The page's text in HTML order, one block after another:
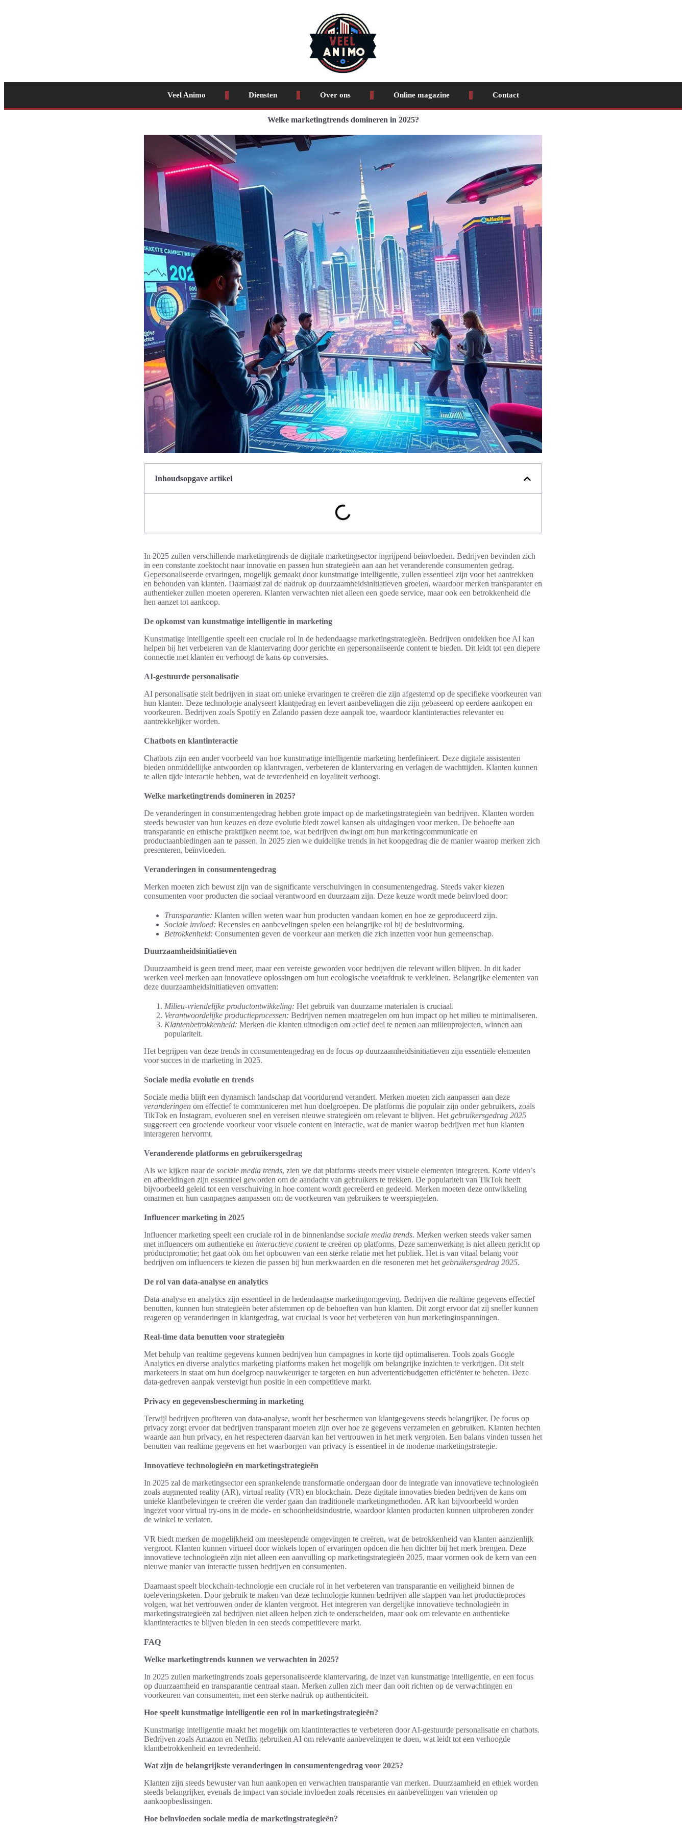
Veel Animo Diensten Over ons Online magazine Contact
Welke marketingtrends domineren in 2025?
Inhoudsopgave artikel
In 2025 zullen verschillende marketingtrends de digitale marketingsector ingrijpend beïnvloeden. Bedrijven bevinden zich
in een constante zoektocht naar innovatie en passen hun strategieën aan aan het veranderende consumenten gedrag.
Gepersonaliseerde ervaringen, mogelijk gemaakt door kunstmatige intelligentie, zullen essentieel zijn voor het aantrekken
en behouden van klanten. Daarnaast zal de nadruk op duurzaamheidsinitiatieven groeien, waardoor merken transparanter en
authentieker zullen moeten opereren. Klanten verwachten niet alleen een goede service, maar ook een betrokkenheid die
hen aanzet tot aankoop.
De opkomst van kunstmatige intelligentie in marketing
Kunstmatige intelligentie speelt een cruciale rol in de hedendaagse marketingstrategieën. Bedrijven ontdekken hoe AI kan
helpen bij het verbeteren van de klantervaring door gerichte en gepersonaliseerde content te bieden. Dit leidt tot een diepere
connectie met klanten en verhoogt de kans op conversies.
AI-gestuurde personalisatie
AI personalisatie stelt bedrijven in staat om unieke ervaringen te creëren die zijn afgestemd op de specifieke voorkeuren van
hun klanten. Deze technologie analyseert klantgedrag en levert aanbevelingen die zijn gebaseerd op eerdere aankopen en
voorkeuren. Bedrijven zoals Spotify en Zalando passen deze aanpak toe, waardoor klantinteracties relevanter en
aantrekkelijker worden.
Chatbots en klantinteractie
Chatbots zijn een ander voorbeeld van hoe kunstmatige intelligentie marketing herdefinieert. Deze digitale assistenten
bieden onmiddellijke antwoorden op klantvragen, verbeteren de klantervaring en verlagen de wachttijden. Klanten kunnen
te allen tijde interactie hebben, wat de tevredenheid en loyaliteit verhoogt.
Welke marketingtrends domineren in 2025?
De veranderingen in consumentengedrag hebben grote impact op de marketingstrategieën van bedrijven. Klanten worden
steeds bewuster van hun keuzes en deze evolutie biedt zowel kansen als uitdagingen voor merken. De behoefte aan
transparantie en ethische praktijken neemt toe, wat bedrijven dwingt om hun marketingcommunicatie en
productaanbiedingen aan te passen. In 2025 zien we duidelijke trends in het koopgedrag die de manier waarop merken zich
presenteren, beïnvloeden.
Veranderingen in consumentengedrag
Merken moeten zich bewust zijn van de significante verschuivingen in consumentengedrag. Steeds vaker kiezen
consumenten voor producten die sociaal verantwoord en duurzaam zijn. Deze keuze wordt mede beïnvloed door:
Transparantie: Klanten willen weten waar hun producten vandaan komen en hoe ze geproduceerd zijn.
Sociale invloed: Recensies en aanbevelingen spelen een belangrijke rol bij de besluitvorming.
Betrokkenheid: Consumenten geven de voorkeur aan merken die zich inzetten voor hun gemeenschap.
Duurzaamheidsinitiatieven
Duurzaamheid is geen trend meer, maar een vereiste geworden voor bedrijven die relevant willen blijven. In dit kader
werken veel merken aan innovatieve oplossingen om hun ecologische voetafdruk te verkleinen. Belangrijke elementen van
deze duurzaamheidsinitiatieven omvatten:
Milieu-vriendelijke productontwikkeling: Het gebruik van duurzame materialen is cruciaal.
Verantwoordelijke productieprocessen: Bedrijven nemen maatregelen om hun impact op het milieu te minimaliseren.
Klantenbetrokkenheid: Merken die klanten uitnodigen om actief deel te nemen aan milieuprojecten, winnen aan
populariteit.
Het begrijpen van deze trends in consumentengedrag en de focus op duurzaamheidsinitiatieven zijn essentiële elementen
voor succes in de marketing in 2025.
Sociale media evolutie en trends
Sociale media blijft een dynamisch landschap dat voortdurend verandert. Merken moeten zich aanpassen aan deze
veranderingen om effectief te communiceren met hun doelgroepen. De platforms die populair zijn onder gebruikers, zoals
TikTok en Instagram, evolueren snel en vereisen nieuwe strategieën om relevant te blijven. Het gebruikersgedrag 2025
suggereert een groeiende voorkeur voor visuele content en interactie, wat de manier waarop bedrijven met hun klanten
interageren hervormt.
Veranderende platforms en gebruikersgedrag
Als we kijken naar de sociale media trends, zien we dat platforms steeds meer visuele elementen integreren. Korte video’s
en afbeeldingen zijn essentieel geworden om de aandacht van gebruikers te trekken. De populariteit van TikTok heeft
bijvoorbeeld geleid tot een verschuiving in hoe content wordt gecreëerd en gedeeld. Merken moeten deze ontwikkeling
omarmen en hun campagnes aanpassen om de voorkeuren van gebruikers te weerspiegelen.
Influencer marketing in 2025
Influencer marketing speelt een cruciale rol in de binnenlandse sociale media trends. Merken werken steeds vaker samen
met influencers om authentieke en interactieve contentte creëren op platforms. Deze samenwerking is niet alleen gericht op
productpromotie; het gaat ook om het opbouwen van een sterke relatie met het publiek. Het is van vitaal belang voor
bedrijven om influencers te kiezen die passen bij hun merkwaarden en die resoneren met het gebruikersgedrag 2025.
De rol van data-analyse en analytics
Data-analyse en analytics zijn essentieel in de hedendaagse marketingomgeving. Bedrijven die realtime gegevens effectief
benutten, kunnen hun strategieën beter afstemmen op de behoeften van hun klanten. Dit zorgt ervoor dat zij sneller kunnen
reageren op veranderingen in klantgedrag, wat cruciaal is voor het verbeteren van hun marketinginspanningen.
Real-time data benutten voor strategieën
Met behulp van realtime gegevens kunnen bedrijven hun campagnes in korte tijd optimaliseren. Tools zoals Google
Analytics en diverse analytics marketing platforms maken het mogelijk om belangrijke inzichten te verkrijgen. Dit stelt
marketeers in staat om hun doelgroep nauwkeuriger te targeten en hun advertentiebudgetten efficiënter te beheren. Deze
data-gedreven aanpak verstevigt hun positie in een competitieve markt.
Privacy en gegevensbescherming in marketing
Terwijl bedrijven profiteren van data-analyse, wordt het beschermen van klantgegevens steeds belangrijker. De focus op
privacy zorgt ervoor dat bedrijven transparant moeten zijn over hoe ze gegevens verzamelen en gebruiken. Klanten hechten
waarde aan hun privacy, en het respecteren daarvan kan het vertrouwen in het merk vergroten. Een balans vinden tussen het
benutten van realtime gegevens en het waarborgen van privacy is essentieel in de moderne marketingstrategie.
Innovatieve technologieën en marketingstrategieën
In 2025 zal de marketingsector een sprankelende transformatie ondergaan door de integratie van innovatieve technologieën
zoals augmented reality (AR), virtual reality (VR) en blockchain. Deze digitale innovaties bieden bedrijven de kans om
unieke klantbelevingen te creëren die verder gaan dan traditionele marketingmethoden. AR kan bijvoorbeeld worden
ingezet voor virtual try-ons in de mode- en schoonheidsindustrie, waardoor klanten producten kunnen uitproberen zonder
de winkel te verlaten.
VR biedt merken de mogelijkheid om meeslepende omgevingen te creëren, wat de betrokkenheid van klanten aanzienlijk
vergroot. Klanten kunnen virtueel door winkels lopen of ervaringen opdoen die hen dichter bij het merk brengen. Deze
innovatieve technologieën zijn niet alleen een aanvulling op marketingstrategieën 2025, maar vormen ook de kern van een
nieuwe manier van interactie tussen bedrijven en consumenten.
Daarnaast speelt blockchain-technologie een cruciale rol in het verbeteren van transparantie en veiligheid binnen de
toeleveringsketen. Door gebruik te maken van deze technologie kunnen bedrijven alle stappen van het productieproces
volgen, wat het vertrouwen onder de klanten vergroot. Het integreren van dergelijke innovatieve technologieën in
marketingstrategieën zal bedrijven niet alleen helpen zich te onderscheiden, maar ook om relevante en authentieke
klantinteracties te blijven bieden in een steeds competitievere markt.
FAQ
Welke marketingtrends kunnen we verwachten in 2025?
In 2025 zullen marketingtrends zoals gepersonaliseerde klantervaring, de inzet van kunstmatige intelligentie, en een focus
op duurzaamheid en transparantie centraal staan. Merken zullen zich meer dan ooit richten op de verwachtingen en
voorkeuren van consumenten, met een sterke nadruk op authenticiteit.
Hoe speelt kunstmatige intelligentie een rol in marketingstrategieën?
Kunstmatige intelligentie maakt het mogelijk om klantinteracties te verbeteren door AI-gestuurde personalisatie en chatbots.
Bedrijven zoals Amazon en Netflix gebruiken AI om relevante aanbevelingen te doen, wat leidt tot een verhoogde
klantbetrokkenheid en tevredenheid.
Wat zijn de belangrijkste veranderingen in consumentengedrag voor 2025?
Klanten zijn steeds bewuster van hun aankopen en verwachten transparantie van merken. Duurzaamheid en ethiek worden
steeds belangrijker, evenals de impact van sociale invloeden zoals recensies en aanbevelingen van vrienden op
aankoopbeslissingen.
Hoe beïnvloeden sociale media de marketingstrategieën?